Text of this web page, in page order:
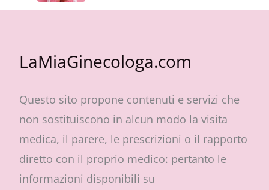
LaMiaGinecologa.com
Questo sito propone contenuti e servizi che
non sostituiscono in alcun modo la visita
medica, il parere, le prescrizioni o il rapporto
diretto con il proprio medico: pertanto le
informazioni disponibili su